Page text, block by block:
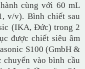
cùng với 60 mL
v/v). Bình chiết sau
(IKA, Đức) trong 2
được chiết siêu âm
S100 (GmbH &
vào bình cầu